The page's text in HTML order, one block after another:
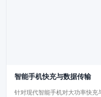
智能手机快充与数据传输
针对现代智能手机对大功率快充